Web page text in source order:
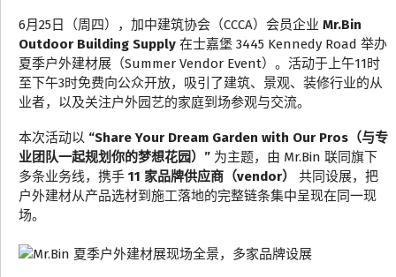
6月25日（周四），加中建筑协会（CCCA）会员企业 Mr.Bin
Outdoor Building Supply 在士嘉堡 3445 Kennedy Road 举办
夏季户外建材展（Summer Vendor Event）。活动于上午11时
至下午3时免费向公众开放，吸引了建筑、景观、装修行业的从
业者，以及关注户外园艺的家庭到场参观与交流。
本次活动以 “Share Your Dream Garden with Our Pros（与专
业团队一起规划你的梦想花园）” 为主题，由 Mr.Bin 联同旗下
多条业务线，携手 11 家品牌供应商（vendor）
共同设展，把
户外建材从产品选材到施工落地的完整链条集中呈现在同一现
场。